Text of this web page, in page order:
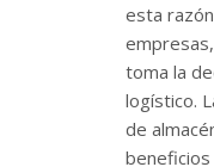
esta
toma la
logístico.
de